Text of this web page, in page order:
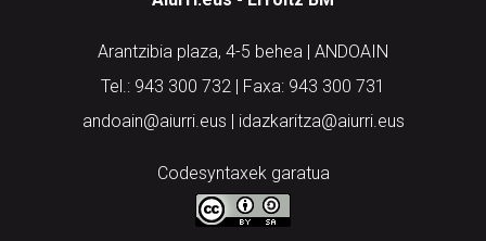
Arantzibia plaza, 4-5 behea | ANDOAIN
Tel.: 943 300 732 | Faxa: 943 300 731
andoain@aiurri.eus | idazkaritza@aiurri.eus
Codesyntaxek garatua